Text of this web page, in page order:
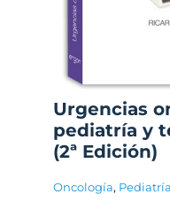
Urgencias
pediatría y
(2ª Edición)
Oncología, Pediatría